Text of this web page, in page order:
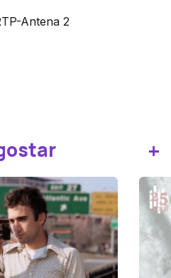
Antena 2
+